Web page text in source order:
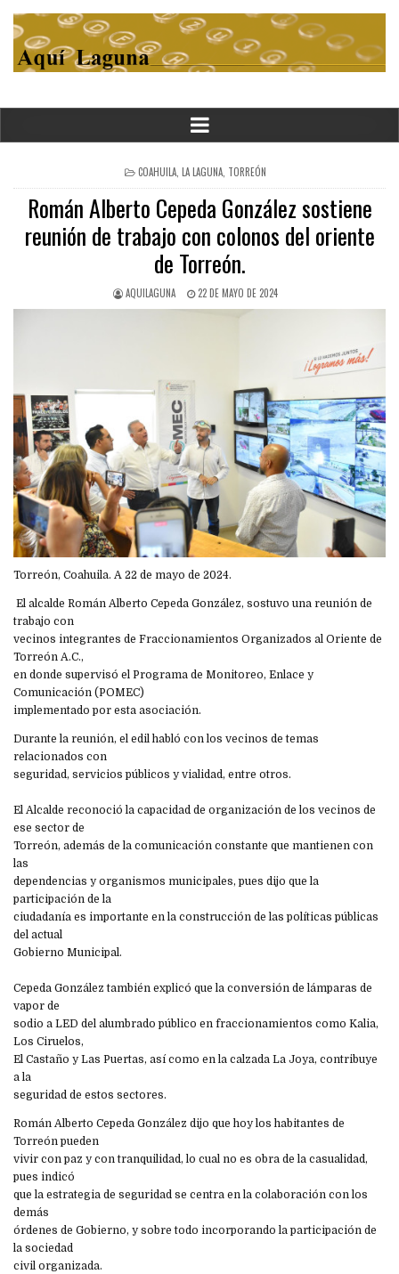
POSTED
IN
COAHUILA, LA LAGUNA, TORREÓN
Román Alberto Cepeda González sostiene
reunión de trabajo con colonos del oriente
de Torreón.
AQUILAGUNA 22 DE MAYO DE 2024
Torreón, Coahuila. A 22 de mayo de 2024.
El alcalde Román Alberto Cepeda González, sostuvo una reunión de
trabajo con
vecinos integrantes de Fraccionamientos Organizados al Oriente de
Torreón A.C.,
en donde supervisó el Programa de Monitoreo, Enlace y
Comunicación (POMEC)
implementado por esta asociación.
Durante la reunión, el edil habló con los vecinos de temas
relacionados con
seguridad, servicios públicos y vialidad, entre otros.
El Alcalde reconoció la capacidad de organización de los vecinos de
ese sector de
Torreón, además de la comunicación constante que mantienen con
las
dependencias y organismos municipales, pues dijo que la
participación de la
ciudadanía es importante en la construcción de las políticas públicas
del actual
Gobierno Municipal.
Cepeda González también explicó que la conversión de lámparas de
vapor de
sodio a LED del alumbrado público en fraccionamientos como Kalia,
Los Ciruelos,
El Castaño y Las Puertas, así como en la calzada La Joya, contribuye
a la
seguridad de estos sectores.
Román Alberto Cepeda González dijo que hoy los habitantes de
Torreón pueden
vivir con paz y con tranquilidad, lo cual no es obra de la casualidad,
pues indicó
que la estrategia de seguridad se centra en la colaboración con los
demás
órdenes de Gobierno, y sobre todo incorporando la participación de
la sociedad
civil organizada.